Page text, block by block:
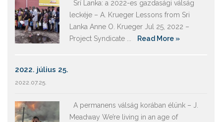
Srí Lanka: a 2022-es gazdasági válság
leckéje – A. Krueger Lessons from Sri
Lanka Anne O. Krueger Jul 25, 2022 –
Project Syndicate ...
Read More »
2022. július 25.
2022.07.25.
A permanens válság korában élünk – J.
Meadway We’re living in an age of